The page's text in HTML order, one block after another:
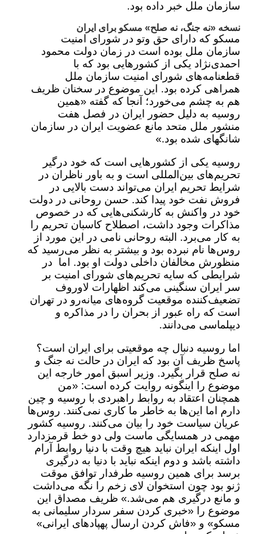
سازمان ملل خبر داده بود.
نسخه «نه جنگ، نه صلح» مسکو برای ایران
مسکو که دارای حق وتو در شورای امنیت
سازمان ملل بوده است در زمان دولت محمود
احمدی‌نژاد یکی از کشورهایی بود که با
قطعنامه‌های شورای امنیت سازمان ملل
همراهی کرده بود. این موضوع در سخنان ظریف
هم به چشم می‌خورد؛ آنجا که گفته «همین
روسیه به دلیل حضور ایران در فصل هفت
منشور ملل متحد مانع عضویت ایران در سازمان
شانگهای شده بود.»
روسیه یکی از کشورهایی است که خود درگیر
تحریم‌های بین‌المللی است و به باور ناظران در
شرایط تحریم ایران می‌تواند دست بالایی در
فروش نفت خود پیدا کند. حسن روحانی در دولت
خود در واکنش به کارشکنی‌هایی که در خصوص
مذاکرات وجود داشت، اصطلاح کاسبان تحریم را
به کار می‌برد. البته روحانی نامی در این مورد از
روس‌ها نام نبرده‌ بود و بیشتر به نظر می‌رسید که
منظورش مخالفان داخلی دولت او بود. اما در
شرایطی که سایه‌ تحریم‌های شورای امنیت بر
سر ایران سنگینی می‌کند اظهارات لاوروف
تضعیف‌کننده موقعیت گروه‌های میانه‌رو در تهران
است که راه عبور از بحران را در مذاکره و
دیپلماسی می‌دانند.
اما روسیه دنبال چه موقعیتی برای ایران است؟
پاسخ ظریف آن بود که ایران در حالت نه جنگ و
نه صلح قرار بگیرد. وزیر اسبق امور خارجه این
موضوع را اینگونه روایت کرده است: «من
همچنان اعتقاد به روابط راهبردی با روسیه و چین
دارم اما این‌ها به خاطر ما کاری نمی‌کنند. روس‌ها
عریان سیاست خود را بیان می‌کنند. روسیه کشور
مهمی در همسایگی ماست ولی دو خط قرمزدارد
اول اینکه ایران نباید هیچ وقت با دنیا روابط آرام
داشته باشد و دوم اینکه نباید با دنیا به درگیری
برسد برای همین روسیه طرفدار توافق موقت
ژنو بود چون استخوان لای زخم را نگه می‌داشت
و مانع درگیری هم می‌شد.» ظریف مصداق این
موضوع را «خبری کردن سفر سردار سلیمانی به
مسکو» و «فاش کردن ارسال پهپادهای ایرانی»